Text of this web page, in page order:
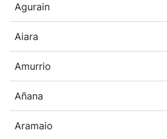
Agurain
Aiara
Amurrio
Añana
Aramaio